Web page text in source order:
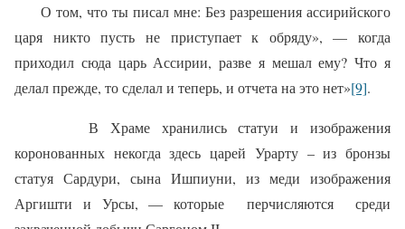
О том, что ты писал мне: Без разрешения ассирийского
царя никто пусть не приступает к обряду», — когда
приходил сюда царь Ассирии, разве я мешал ему? Что я
делал прежде, то сделал и теперь, и отчета на это нет»[9].
В Храме хранились статуи и изображения
коронованных некогда здесь царей Урарту – из бронзы
статуя Сардури, сына Ишпиуни, из меди изображения
Аргишти и Урсы, — которые
перчисляются
среди